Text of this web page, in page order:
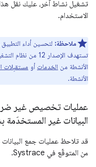
تشغيل نشاط آخر، عليك نقل هذا
الاستخدام.
ملاحظة: لتحسين أداء
الأنشطة من الخدمات أو مستقبِلات
الأنشطة.
عمليات تخصيص غير
البيانات غير المستخدَمة
من المتوقّع في Systrace.